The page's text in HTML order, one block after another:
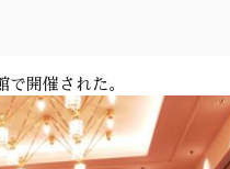
開催された。